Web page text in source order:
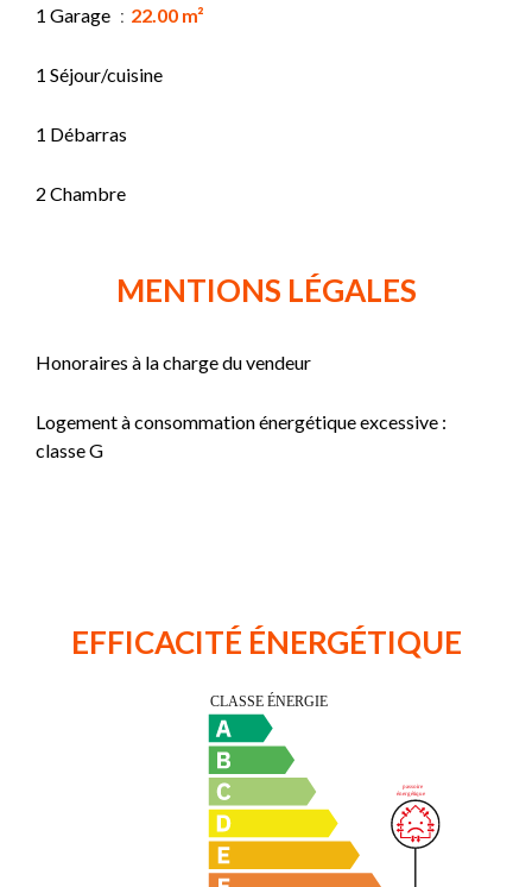
1 Garage 22.00 m²
1 Séjour/cuisine
1 Débarras
2 Chambre
MENTIONS LÉGALES
Honoraires à la charge du vendeur
Logement à consommation énergétique excessive :
classe G
EFFICACITÉ ÉNERGÉTIQUE